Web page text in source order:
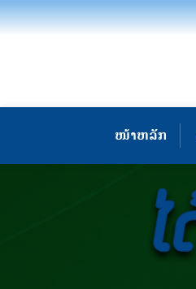
ໜ້າຫລັກ